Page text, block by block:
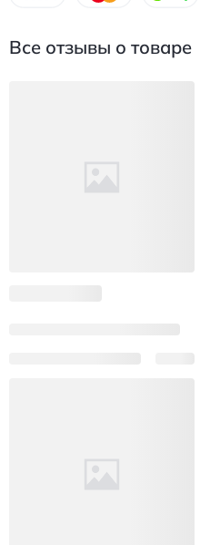
Все отзывы о товаре